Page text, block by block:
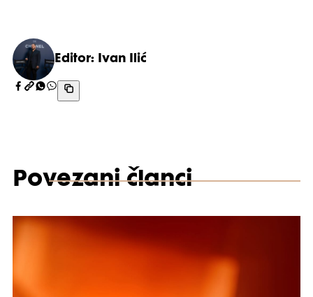
Editor: Ivan Ilić
Povezani članci